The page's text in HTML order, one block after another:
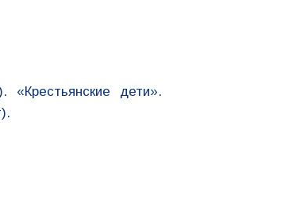
дети».